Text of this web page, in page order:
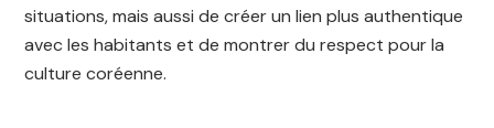
situations, mais aussi de créer un lien plus authentique
avec les habitants et de montrer du respect pour la
culture coréenne.